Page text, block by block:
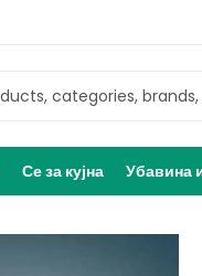
Се за кујна Убавина